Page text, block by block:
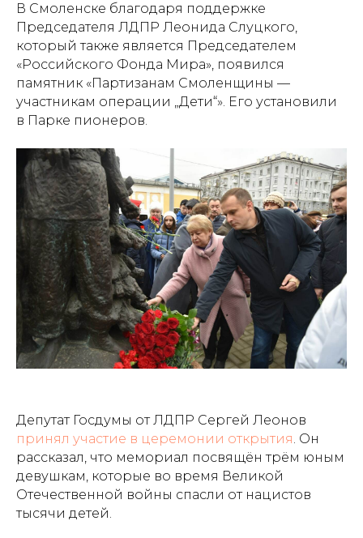
В Смоленске благодаря поддержке
Председателя ЛДПР Леонида Слуцкого,
который также является Председателем
«Российского Фонда Мира», появился
памятник «Партизанам Смоленщины —
участникам операции „Дети“». Его установили
в Парке пионеров.
Депутат Госдумы от ЛДПР Сергей Леонов
принял участие в церемонии открытия. Он
рассказал, что мемориал посвящён трём юным
девушкам, которые во время Великой
Отечественной войны спасли от нацистов
тысячи детей.